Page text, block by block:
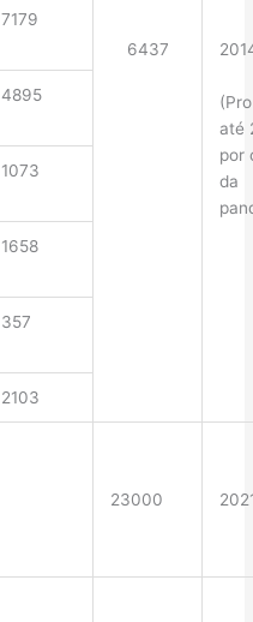
6437
até
por
da
7179
4895
1073
1658
357
2103
23000